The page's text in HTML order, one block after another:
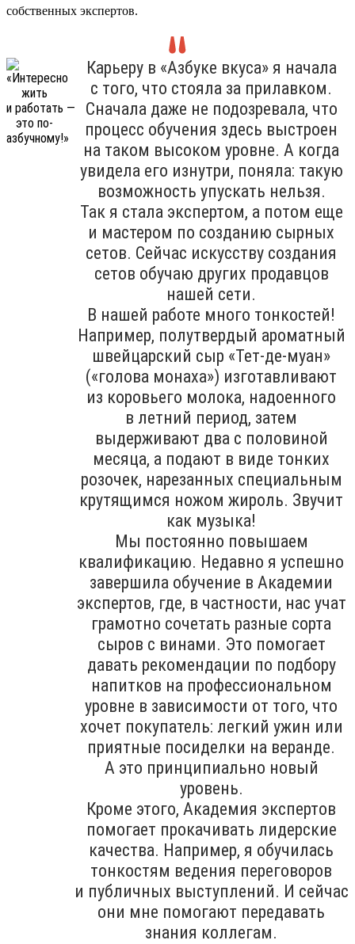
собственных экспертов.
Карьеру в «Азбуке вкуса» я начала
с того, что стояла за прилавком.
Сначала даже не подозревала, что
процесс обучения здесь выстроен
на таком высоком уровне. А когда
увидела его изнутри, поняла: такую
возможность упускать нельзя.
Так я стала экспертом, а потом еще
и мастером по созданию сырных
сетов. Сейчас искусству создания
сетов обучаю других продавцов
нашей сети.
В нашей работе много тонкостей!
Например, полутвердый ароматный
швейцарский сыр «Тет-де-муан»
(«голова монаха») изготавливают
из коровьего молока, надоенного
в летний период, затем
выдерживают два с половиной
месяца, а подают в виде тонких
розочек, нарезанных специальным
крутящимся ножом жироль. Звучит
как музыка!
Мы постоянно повышаем
квалификацию. Недавно я успешно
завершила обучение в Академии
экспертов, где, в частности, нас учат
грамотно сочетать разные сорта
сыров с винами. Это помогает
давать рекомендации по подбору
напитков на профессиональном
уровне в зависимости от того, что
хочет покупатель: легкий ужин или
приятные посиделки на веранде.
А это принципиально новый
уровень.
Кроме этого, Академия экспертов
помогает прокачивать лидерские
качества. Например, я обучилась
тонкостям ведения переговоров
и публичных выступлений. И сейчас
они мне помогают передавать
знания коллегам.